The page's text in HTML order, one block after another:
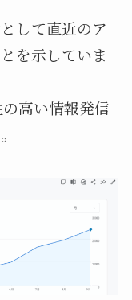
して直近のア
を示していま
高い情報発信